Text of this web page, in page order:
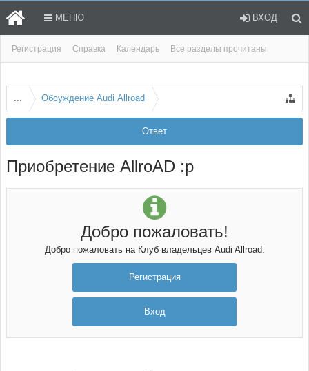
Регистрация Справка Календарь Все разделы прочитаны
МЕНЮ ВХОД
Ответ
... Обсуждение Audi Allroad
Приобретение AllroAD :p
Добро пожаловать!
Добро пожаловать на Клуб владельцев Audi Allroad.
Регистрация
Вход